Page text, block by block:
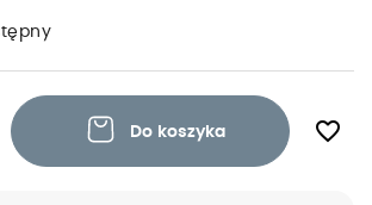
Do koszyka favorite_border